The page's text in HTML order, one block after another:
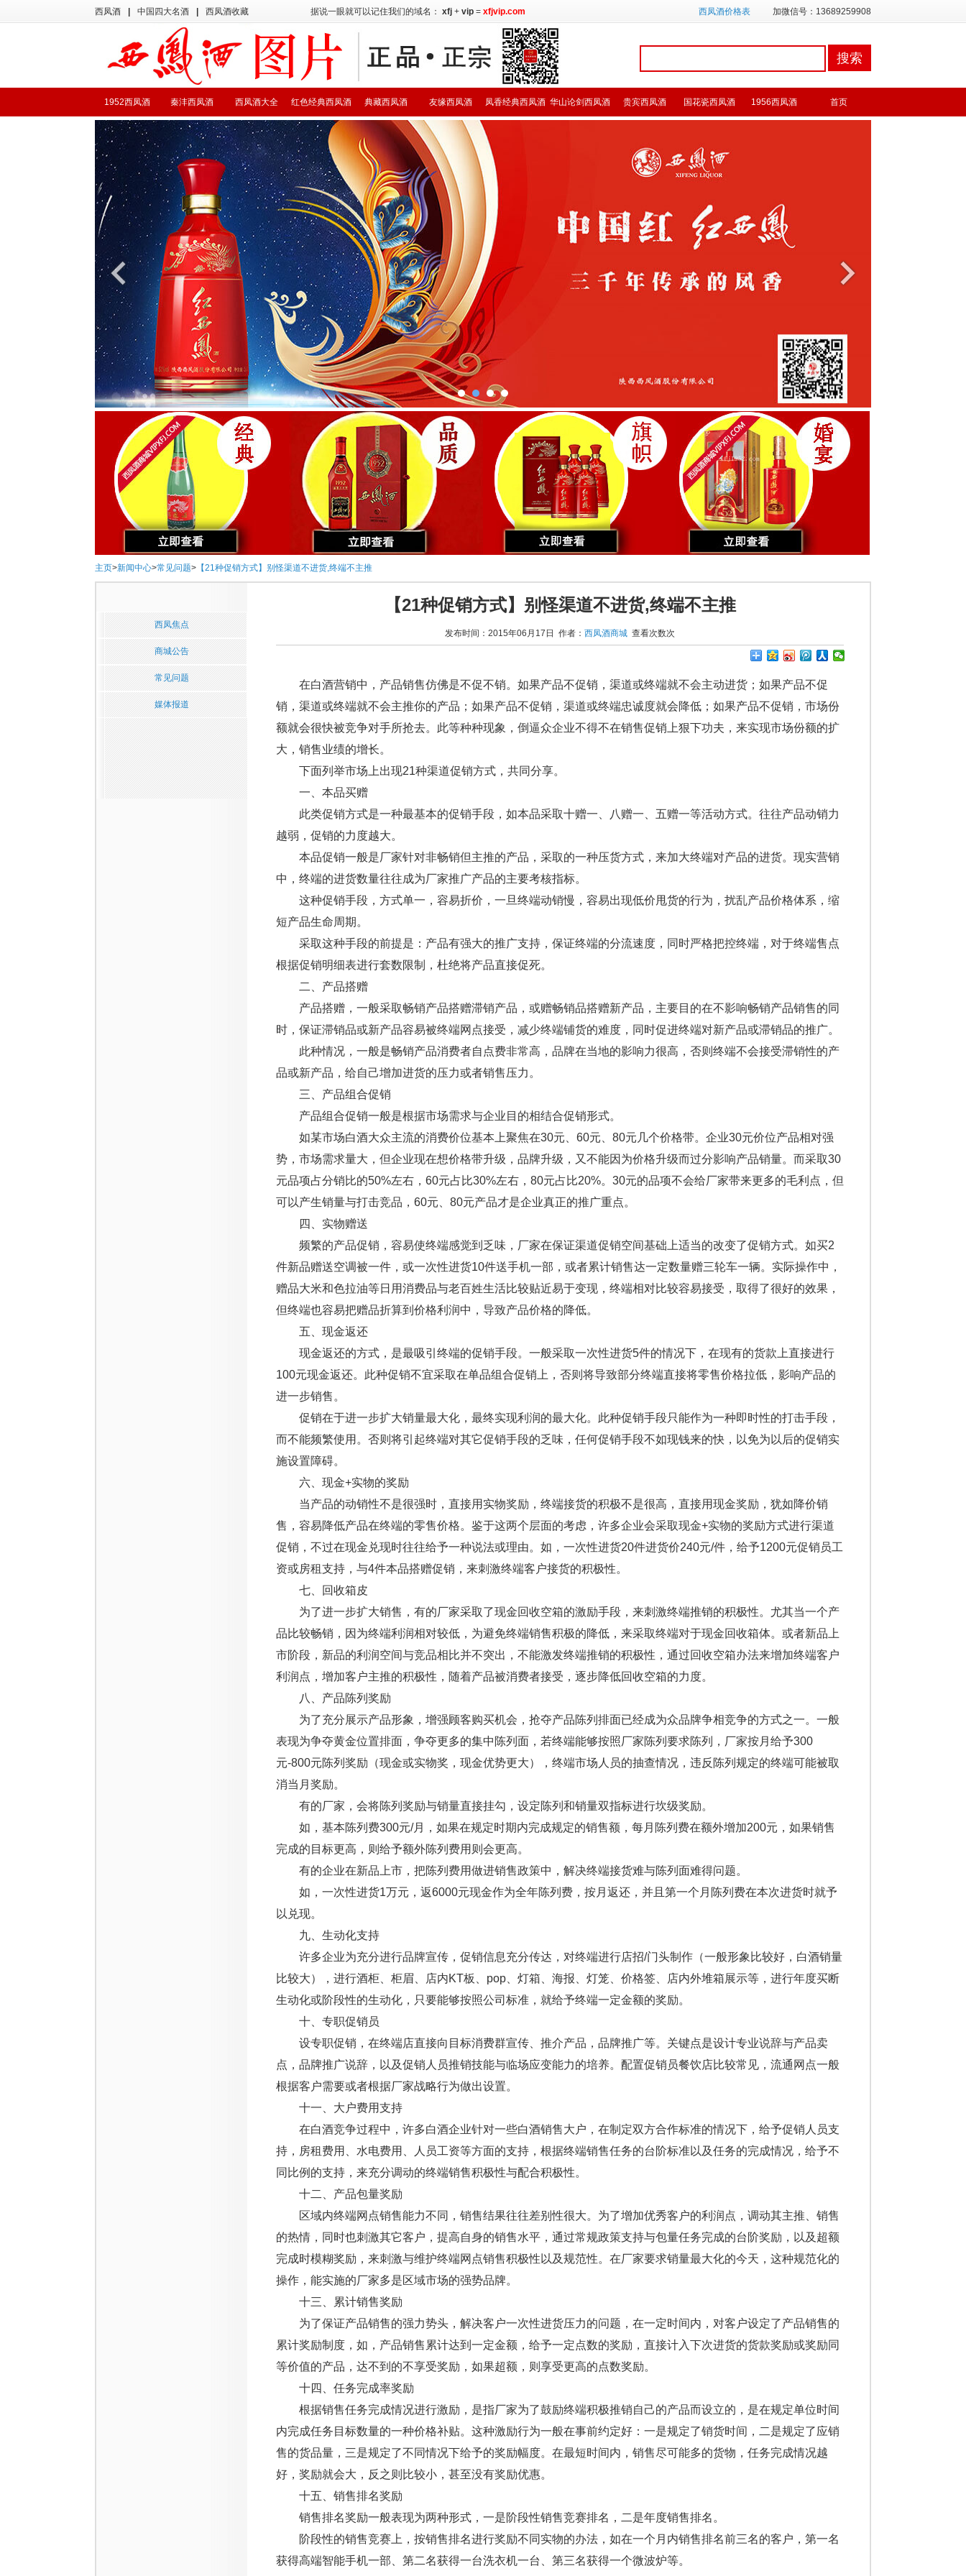
西凤酒 中国四大名酒 西凤酒收藏 据说一眼就可以记住我们的域名： xfj + vip = xfjvip.com 西凤酒价格表 加微信号：13689259908
首页
1956西凤酒
国花瓷西凤酒
贵宾西凤酒
华山论剑西凤酒
凤香经典西凤酒
友缘西凤酒
典藏西凤酒
红色经典西凤酒
西凤酒大全
秦沣西凤酒
1952西凤酒
主页>新闻中心>常见问题> 【21种促销方式】别怪渠道不进货,终端不主推
西凤焦点
商城公告
常见问题
媒体报道
【21种促销方式】别怪渠道不进货,终端不主推
发布时间：2015年06月17日 作者： 西凤酒商城 查看次数次
在白酒营销中，产品销售仿佛是不促不销。如果产品不促销，渠道或终端就不会主动进货；如果产品不促
销，渠道或终端就不会主推你的产品；如果产品不促销，渠道或终端忠诚度就会降低；如果产品不促销，市场份
额就会很快被竞争对手所抢去。此等种种现象，倒逼众企业不得不在销售促销上狠下功夫，来实现市场份额的扩
大，销售业绩的增长。
下面列举市场上出现21种渠道促销方式，共同分享。
一、本品买赠
此类促销方式是一种最基本的促销手段，如本品采取十赠一、八赠一、五赠一等活动方式。往往产品动销力
越弱，促销的力度越大。
本品促销一般是厂家针对非畅销但主推的产品，采取的一种压货方式，来加大终端对产品的进货。现实营销
中，终端的进货数量往往成为厂家推广产品的主要考核指标。
这种促销手段，方式单一，容易折价，一旦终端动销慢，容易出现低价甩货的行为，扰乱产品价格体系，缩
短产品生命周期。
采取这种手段的前提是：产品有强大的推广支持，保证终端的分流速度，同时严格把控终端，对于终端售点
根据促销明细表进行套数限制，杜绝将产品直接促死。
二、产品搭赠
产品搭赠，一般采取畅销产品搭赠滞销产品，或赠畅销品搭赠新产品，主要目的在不影响畅销产品销售的同
时，保证滞销品或新产品容易被终端网点接受，减少终端铺货的难度，同时促进终端对新产品或滞销品的推广。
此种情况，一般是畅销产品消费者自点费非常高，品牌在当地的影响力很高，否则终端不会接受滞销性的产
品或新产品，给自己增加进货的压力或者销售压力。
三、产品组合促销
产品组合促销一般是根据市场需求与企业目的相结合促销形式。
如某市场白酒大众主流的消费价位基本上聚焦在30元、60元、80元几个价格带。企业30元价位产品相对强
势，市场需求量大，但企业现在想价格带升级，品牌升级，又不能因为价格升级而过分影响产品销量。而采取30
元品项占分销比的50%左右，60元占比30%左右，80元占比20%。30元的品项不会给厂家带来更多的毛利点，但
可以产生销量与打击竞品，60元、80元产品才是企业真正的推广重点。
四、实物赠送
频繁的产品促销，容易使终端感觉到乏味，厂家在保证渠道促销空间基础上适当的改变了促销方式。如买2
件新品赠送空调被一件，或一次性进货10件送手机一部，或者累计销售达一定数量赠三轮车一辆。实际操作中，
赠品大米和色拉油等日用消费品与老百姓生活比较贴近易于变现，终端相对比较容易接受，取得了很好的效果，
但终端也容易把赠品折算到价格利润中，导致产品价格的降低。
五、现金返还
现金返还的方式，是最吸引终端的促销手段。一般采取一次性进货5件的情况下，在现有的货款上直接进行
100元现金返还。此种促销不宜采取在单品组合促销上，否则将导致部分终端直接将零售价格拉低，影响产品的
进一步销售。
促销在于进一步扩大销量最大化，最终实现利润的最大化。此种促销手段只能作为一种即时性的打击手段，
而不能频繁使用。否则将引起终端对其它促销手段的乏味，任何促销手段不如现钱来的快，以免为以后的促销实
施设置障碍。
六、现金+实物的奖励
当产品的动销性不是很强时，直接用实物奖励，终端接货的积极不是很高，直接用现金奖励，犹如降价销
售，容易降低产品在终端的零售价格。鉴于这两个层面的考虑，许多企业会采取现金+实物的奖励方式进行渠道
促销，不过在现金兑现时往往给予一种说法或理由。如，一次性进货20件进货价240元/件，给予1200元促销员工
资或房租支持，与4件本品搭赠促销，来刺激终端客户接货的积极性。
七、回收箱皮
为了进一步扩大销售，有的厂家采取了现金回收空箱的激励手段，来刺激终端推销的积极性。尤其当一个产
品比较畅销，因为终端利润相对较低，为避免终端销售积极的降低，来采取终端对于现金回收箱体。或者新品上
市阶段，新品的利润空间与竞品相比并不突出，不能激发终端推销的积极性，通过回收空箱办法来增加终端客户
利润点，增加客户主推的积极性，随着产品被消费者接受，逐步降低回收空箱的力度。
八、产品陈列奖励
为了充分展示产品形象，增强顾客购买机会，抢夺产品陈列排面已经成为众品牌争相竞争的方式之一。一般
表现为争夺黄金位置排面，争夺更多的集中陈列面，若终端能够按照厂家陈列要求陈列，厂家按月给予300
元-800元陈列奖励（现金或实物奖，现金优势更大），终端市场人员的抽查情况，违反陈列规定的终端可能被取
消当月奖励。
有的厂家，会将陈列奖励与销量直接挂勾，设定陈列和销量双指标进行坎级奖励。
如，基本陈列费300元/月，如果在规定时期内完成规定的销售额，每月陈列费在额外增加200元，如果销售
完成的目标更高，则给予额外陈列费用则会更高。
有的企业在新品上市，把陈列费用做进销售政策中，解决终端接货难与陈列面难得问题。
如，一次性进货1万元，返6000元现金作为全年陈列费，按月返还，并且第一个月陈列费在本次进货时就予
以兑现。
九、生动化支持
许多企业为充分进行品牌宣传，促销信息充分传达，对终端进行店招/门头制作（一般形象比较好，白酒销量
比较大），进行酒柜、柜眉、店内KT板、pop、灯箱、海报、灯笼、价格签、店内外堆箱展示等，进行年度买断
生动化或阶段性的生动化，只要能够按照公司标准，就给予终端一定金额的奖励。
十、专职促销员
设专职促销，在终端店直接向目标消费群宣传、推介产品，品牌推广等。关键点是设计专业说辞与产品卖
点，品牌推广说辞，以及促销人员推销技能与临场应变能力的培养。配置促销员餐饮店比较常见，流通网点一般
根据客户需要或者根据厂家战略行为做出设置。
十一、大户费用支持
在白酒竞争过程中，许多白酒企业针对一些白酒销售大户，在制定双方合作标准的情况下，给予促销人员支
持，房租费用、水电费用、人员工资等方面的支持，根据终端销售任务的台阶标准以及任务的完成情况，给予不
同比例的支持，来充分调动的终端销售积极性与配合积极性。
十二、产品包量奖励
区域内终端网点销售能力不同，销售结果往往差别性很大。为了增加优秀客户的利润点，调动其主推、销售
的热情，同时也刺激其它客户，提高自身的销售水平，通过常规政策支持与包量任务完成的台阶奖励，以及超额
完成时模糊奖励，来刺激与维护终端网点销售积极性以及规范性。在厂家要求销量最大化的今天，这种规范化的
操作，能实施的厂家多是区域市场的强势品牌。
十三、累计销售奖励
为了保证产品销售的强力势头，解决客户一次性进货压力的问题，在一定时间内，对客户设定了产品销售的
累计奖励制度，如，产品销售累计达到一定金额，给予一定点数的奖励，直接计入下次进货的货款奖励或奖励同
等价值的产品，达不到的不享受奖励，如果超额，则享受更高的点数奖励。
十四、任务完成率奖励
根据销售任务完成情况进行激励，是指厂家为了鼓励终端积极推销自己的产品而设立的，是在规定单位时间
内完成任务目标数量的一种价格补贴。这种激励行为一般在事前约定好：一是规定了销货时间，二是规定了应销
售的货品量，三是规定了不同情况下给予的奖励幅度。在最短时间内，销售尽可能多的货物，任务完成情况越
好，奖励就会大，反之则比较小，甚至没有奖励优惠。
十五、销售排名奖励
销售排名奖励一般表现为两种形式，一是阶段性销售竞赛排名，二是年度销售排名。
阶段性的销售竞赛上，按销售排名进行奖励不同实物的办法，如在一个月内销售排名前三名的客户，第一名
获得高端智能手机一部、第二名获得一台洗衣机一台、第三名获得一个微波炉等。